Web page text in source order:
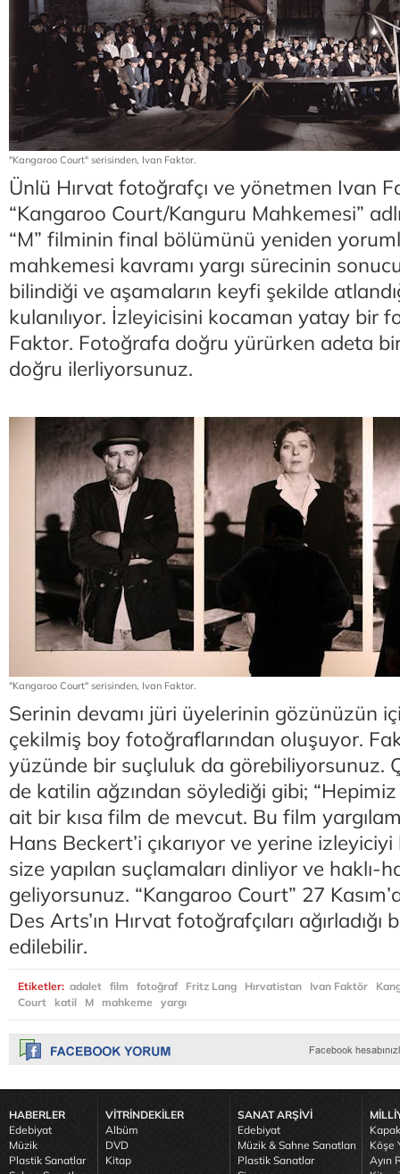
"Kangaroo Court" serisinden, Ivan Faktor.
Ünlü Hırvat fotoğrafçı ve yönetmen Ivan
“Kangaroo Court/Kanguru Mahkemesi”
“M” filminin final bölümünü yeniden
mahkemesi kavramı yargı sürecinin
bilindiği ve aşamaların keyfi şekilde
kulanılıyor. İzleyicisini kocaman yatay bir
Faktor. Fotoğrafa doğru yürürken adeta
doğru ilerliyorsunuz.
"Kangaroo Court" serisinden, Ivan Faktor.
Serinin devamı jüri üyelerinin gözünüzün
çekilmiş boy fotoğraflarından oluşuyor.
yüzünde bir suçluluk da görebiliyorsunuz.
de katilin ağzından söylediği gibi;
ait bir kısa film de mevcut. Bu film
Hans Beckert’i çıkarıyor ve yerine
size yapılan suçlamaları dinliyor ve haklı-
geliyorsunuz. “Kangaroo Court” 27
Des Arts’ın Hırvat fotoğrafçıları
edilebilir.
Etiketler: adalet film fotoğraf Fritz Lang Hırvatistan Ivan Faktör
Court
katil M mahkeme yargı
HABERLER
Edebiyat
Müzik
Plastik Sanatlar
VİTRİNDEKİLER
Albüm
DVD
Kitap
SANAT ARŞİVİ
Edebiyat
Müzik & Sahne Sanatları
Plastik Sanatlar
Köşe
Ayın